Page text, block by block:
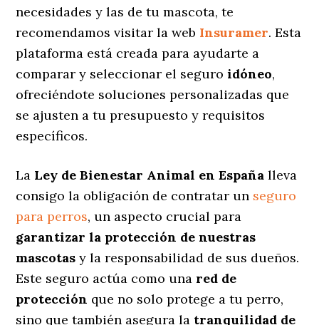
necesidades y las de tu mascota, te
recomendamos visitar la web Insuramer. Esta
plataforma está creada para ayudarte a
comparar y seleccionar el seguroidóneo,
ofreciéndote soluciones personalizadas que
se ajusten a tu presupuesto y requisitos
específicos.
La Ley de Bienestar Animal en España lleva
consigo la obligación de contratar un seguro
para perros, un aspecto crucial para
garantizar la protección de nuestras
mascotas y la responsabilidad de sus dueños.
Este seguro actúa como una red de
protección que no solo protege a tu perro,
sino que también asegura la tranquilidad de